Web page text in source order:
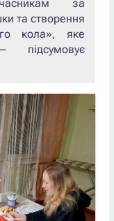
за
та створення
кола», яке
підсумовує